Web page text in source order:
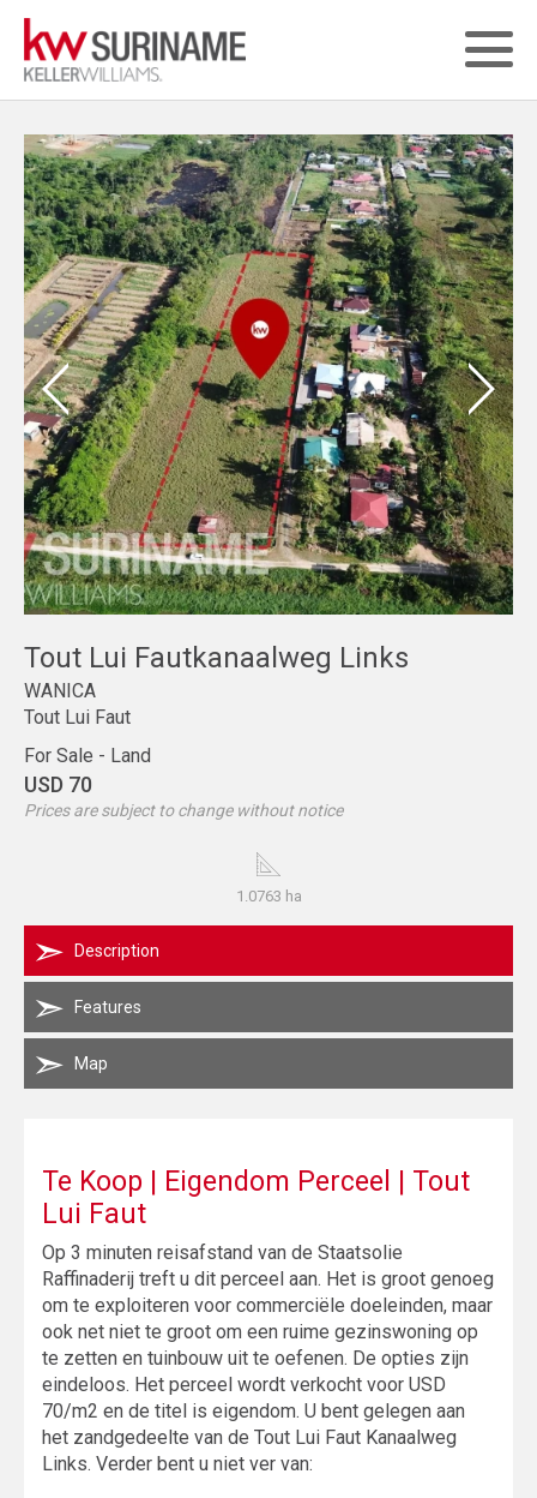
Tout Lui Fautkanaalweg Links
WANICA
Tout Lui Faut
For Sale - Land
USD 70
Prices are subject to change without notice
1.0763 ha
Description
Features
Map
Te Koop | Eigendom Perceel | Tout
Lui Faut
Op 3 minuten reisafstand van de Staatsolie
Raffinaderij treft u dit perceel aan. Het is groot genoeg
om te exploiteren voor commerciële doeleinden, maar
ook net niet te groot om een ruime gezinswoning op
te zetten en tuinbouw uit te oefenen. De opties zijn
eindeloos. Het perceel wordt verkocht voor USD
70/m2 en de titel is eigendom. U bent gelegen aan
het zandgedeelte van de Tout Lui Faut Kanaalweg
Links. Verder bent u niet ver van: